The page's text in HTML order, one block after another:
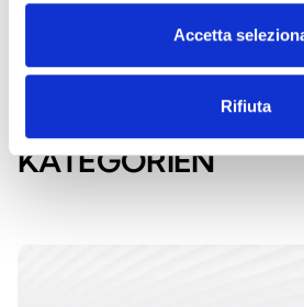
Accetta
Rifiuta
ENTDECKE DIE
KATEGORIEN